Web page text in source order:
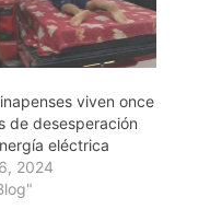
viven once
de desesperación
eléctrica
2024